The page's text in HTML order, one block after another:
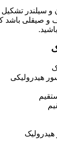
و سیلندر
صیقلی باشد
هیدرولیکی